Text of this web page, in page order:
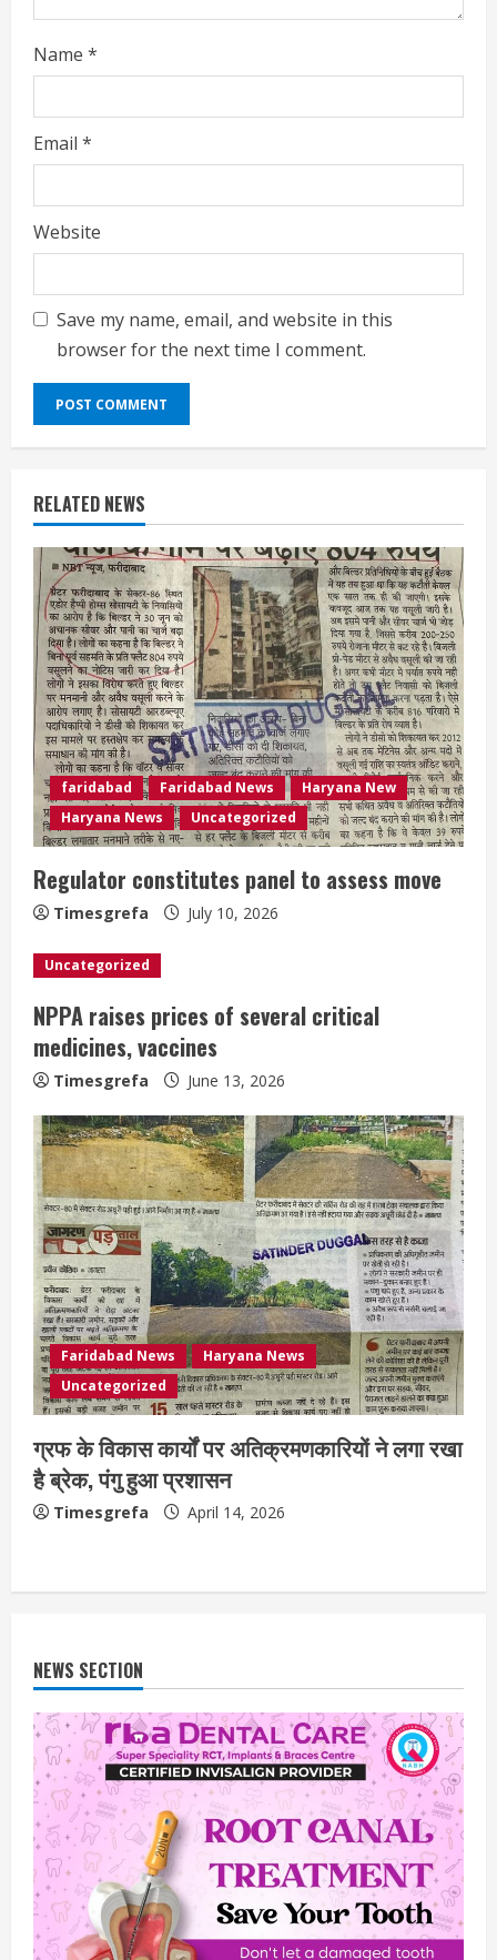
Name *
Email *
Website
Save my name, email, and website in this
browser for the next time I comment.
RELATED NEWS
faridabad Faridabad News
Haryana New
Haryana News
Uncategorized
Regulator constitutes panel to assess move
Timesgrefa July 10, 2026
Uncategorized
NPPA raises prices of several critical
medicines, vaccines
Timesgrefa June 13, 2026
Faridabad News
Haryana News
Uncategorized
ग्रफ के विकास कार्यों पर अतिक्रमणकारियों ने लगा रखा
है ब्रेक, पंगु हुआ प्रशासन
Timesgrefa April 14, 2026
NEWS SECTION